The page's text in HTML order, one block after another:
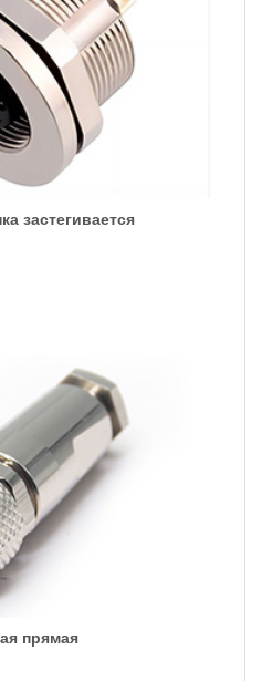
застегивается
прямая